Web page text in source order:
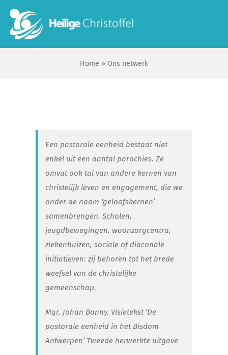
Skip
content
Ik zoek …
Bisdom Antwerpen
Lid Worden
Home » Ons netwerk
Een pastorale eenheid bestaat niet
enkel uit een aantal parochies. Ze
omvat ook tal van andere kernen van
christelijk leven en engagement, die we
onder de naam ‘geloofskernen’
samenbrengen. Scholen,
jeugdbewegingen, woonzorgcentra,
ziekenhuizen, sociale of diaconale
initiatieven: zij behoren tot het brede
weefsel van de christelijke
gemeenschap.
Mgr. Johan Bonny. Visietekst ‘De
pastorale eenheid in het Bisdom
Antwerpen’ Tweede herwerkte uitgave